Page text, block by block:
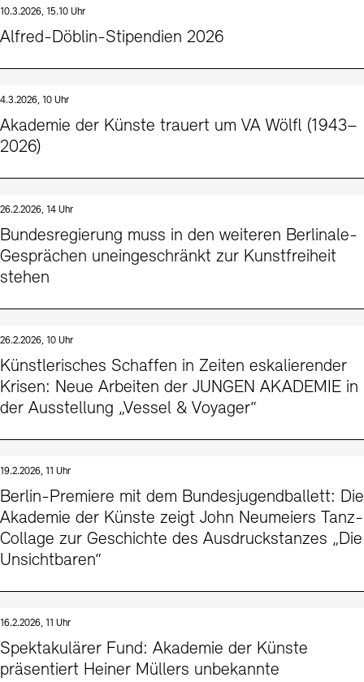
10.3.2026, 15.10 Uhr
Alfred-Döblin-Stipendien 2026
4.3.2026, 10 Uhr
Akademie der Künste trauert um VA Wölfl (1943–
2026)
26.2.2026, 14 Uhr
Bundesregierung muss in den weiteren Berlinale-
Gesprächen uneingeschränkt zur Kunstfreiheit
stehen
26.2.2026, 10 Uhr
Künstlerisches Schaffen in Zeiten eskalierender
Krisen: Neue Arbeiten der JUNGEN AKADEMIE in
der Ausstellung „Vessel & Voyager“
19.2.2026, 11 Uhr
Berlin-Premiere mit dem Bundesjugendballett: Die
Akademie der Künste zeigt John Neumeiers Tanz-
Collage zur Geschichte des Ausdruckstanzes „Die
Unsichtbaren“
16.2.2026, 11 Uhr
Spektakulärer Fund: Akademie der Künste
präsentiert Heiner Müllers unbekannte